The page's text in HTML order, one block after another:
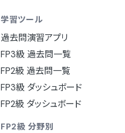
学習ツール
過去問演習アプリ
FP3級 過去問一覧
FP2級 過去問一覧
FP3級 ダッシュボード
FP2級 ダッシュボード
FP2級 分野別